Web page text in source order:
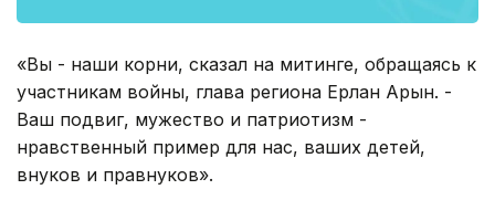
«Вы - наши корни, сказал на митинге, обращаясь к
участникам войны, глава региона Ерлан Арын. -
Ваш подвиг, мужество и патриотизм -
нравственный пример для нас, ваших детей,
внуков и правнуков».